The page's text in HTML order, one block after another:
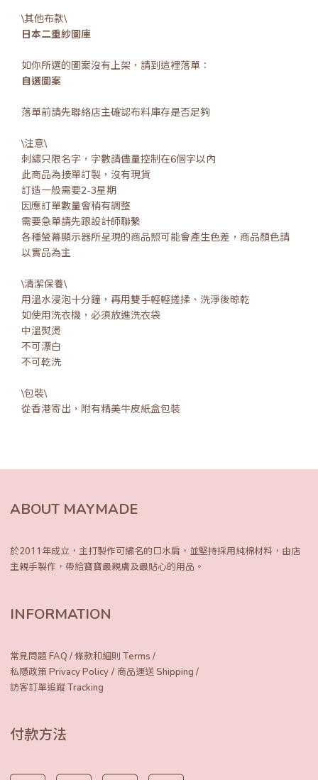
\其他布款\
日本二重紗圖庫
如你所選的圖案沒有上架，請到這裡落單：
自選圖案
落單前請先聯絡店主確認布料庫存是否足夠
\注意\
刺繡只限名字，字數請儘量控制在6個字以內
此商品為接單訂製，沒有現貨
訂造一般需要2-3星期
因應訂單數量會稍有調整
需要急單請先跟設計師聯繫
各種螢幕顯示器所呈現的商品照可能會產生色差，商品顏色請
以實品為主
\清潔保養\
用溫水浸泡十分鐘，再用雙手輕輕搓揉、洗淨後晾乾
如使用洗衣機，必須放進洗衣袋
中溫熨燙
不可漂白
不可乾洗
\包裝\
從香港寄出，附有精美牛皮紙盒包裝
ABOUT MAYMADE
於2011年成立，主打製作可繡名的口水肩， 並堅持採用純棉材料，由店
主親手製作， 帶給寶寶最親膚及最貼心的用品。
INFORMATION
常見問題 FAQ /條款和細則 Terms /
私隱政策 Privacy Policy / 商品運送 Shipping /
訪客訂單追蹤 Tracking
付款方法